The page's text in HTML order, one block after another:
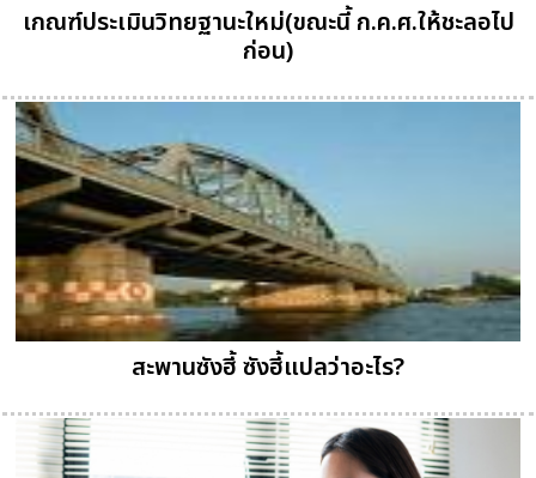
เกณฑ์ประเมินวิทยฐานะใหม่(ขณะนี้ ก.ค.ศ.ให้ชะลอไป
ก่อน)
สะพานซังฮี้ ซังฮี้แปลว่าอะไร?